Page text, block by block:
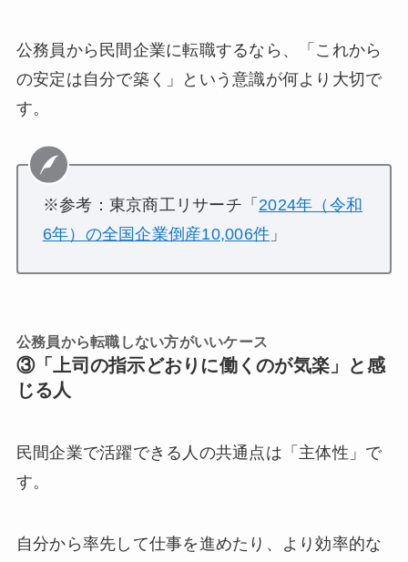
公務員から民間企業に転職するなら、「これから
の安定は自分で築く」という意識が何より大切で
す。
※参考：東京商工リサーチ「 2024年（令和
6年）の全国企業倒産10,006件 」
公務員から転職しない方がいいケース
③「上司の指示どおりに働くのが気楽」と感
じる人
民間企業で活躍できる人の共通点は「主体性」で
す。
自分から率先して仕事を進めたり、より効率的な